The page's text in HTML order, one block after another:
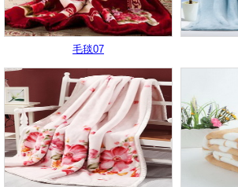
毛毯07